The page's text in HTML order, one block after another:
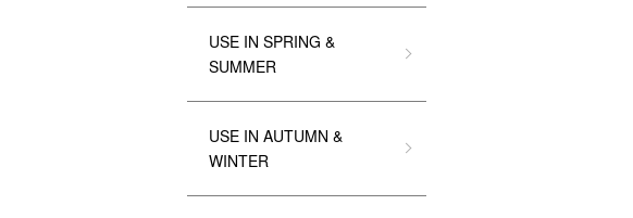
USE IN SPRING &
SUMMER
USE IN AUTUMN &
WINTER